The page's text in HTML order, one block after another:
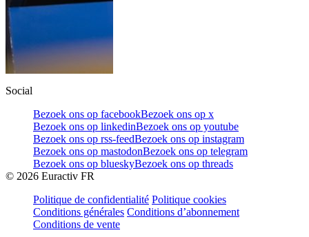
Social
Bezoek ons op facebookBezoek ons op x
Bezoek ons op linkedinBezoek ons op youtube
Bezoek ons op rss-feedBezoek ons op instagram
Bezoek ons op mastodonBezoek ons op telegram
Bezoek ons op blueskyBezoek ons op threads
© 2026 Euractiv FR
Politique de confidentialité Politique cookies
Conditions générales Conditions d’abonnement
Conditions de vente